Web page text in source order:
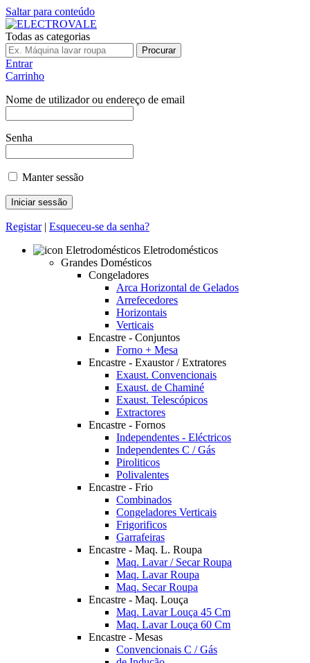
Saltar para conteúdo
Todas as categorias
Procurar
Entrar
Carrinho
Nome de utilizador ou endereço de email
Senha
Manter sessão
Registar| Esqueceu-se da senha?
Eletrodomésticos
Grandes Domésticos
Congeladores
Arca Horizontal de Gelados
Arrefecedores
Horizontais
Verticais
Encastre - Conjuntos
Forno + Mesa
Encastre - Exaustor / Extratores
Exaust. Convencionais
Exaust. de Chaminé
Exaust. Telescópicos
Extractores
Encastre - Fornos
Independentes - Eléctricos
Independentes C / Gás
Piroliticos
Polivalentes
Encastre - Frio
Combinados
Congeladores Verticais
Frigorificos
Garrafeiras
Encastre - Maq. L. Roupa
Maq. Lavar / Secar Roupa
Maq. Lavar Roupa
Maq. Secar Roupa
Encastre - Maq. Louça
Maq. Lavar Louça 45 Cm
Maq. Lavar Louça 60 Cm
Encastre - Mesas
Convencionais C / Gás